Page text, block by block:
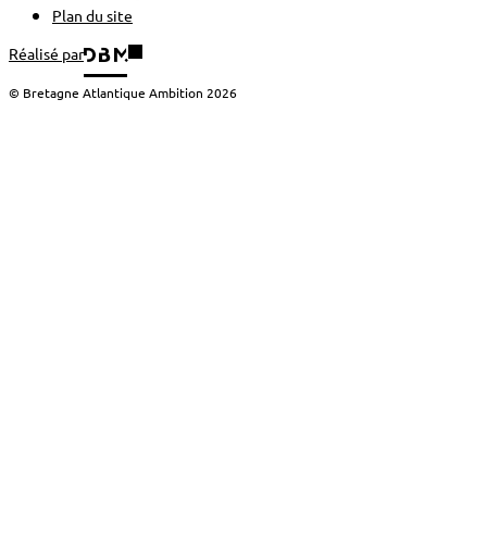
Plan du site
Réalisé par
© Bretagne Atlantique Ambition 2026